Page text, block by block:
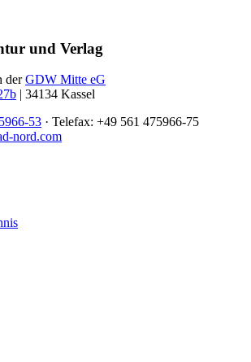
und Verlag
derGDW Mitte eG
| 34134 Kassel
53 · Telefax: +49 561 475966-75
nord.com